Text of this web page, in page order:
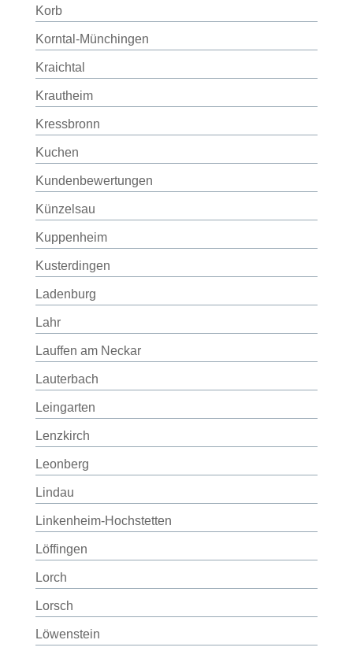
Korb
Korntal-Münchingen
Kraichtal
Krautheim
Kressbronn
Kuchen
Kundenbewertungen
Künzelsau
Kuppenheim
Kusterdingen
Ladenburg
Lahr
Lauffen am Neckar
Lauterbach
Leingarten
Lenzkirch
Leonberg
Lindau
Linkenheim-Hochstetten
Löffingen
Lorch
Lorsch
Löwenstein